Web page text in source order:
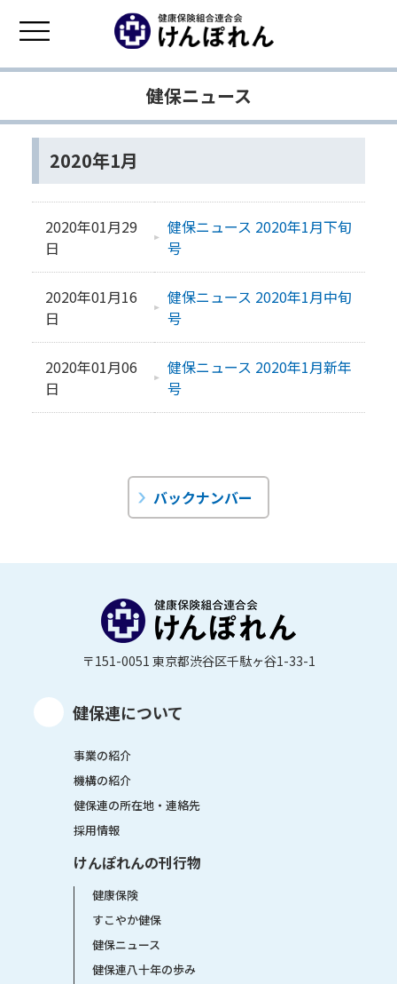
健保ニュース
2020年1月
2020年01月29
日
健保ニュース 2020年1月下旬
号
2020年01月16
日
健保ニュース 2020年1月中旬
号
2020年01月06
日
健保ニュース 2020年1月新年
号
バックナンバー
〒151-0051 東京都渋谷区千駄ヶ谷1-33-1
健保連について
事業の紹介
機構の紹介
健保連の所在地・連絡先
採用情報
けんぽれんの刊行物
健康保険
すこやか健保
健保ニュース
健保連八十年の歩み